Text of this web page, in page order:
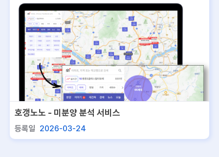
호갱노노 - 미분양 분석 서비스
등록일 2026-03-24